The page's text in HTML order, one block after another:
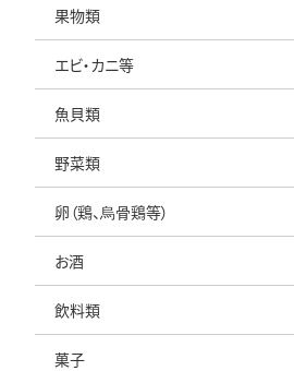
果物類
エビ・カニ等
魚貝類
野菜類
卵（鶏、烏骨鶏等）
お酒
飲料類
菓子